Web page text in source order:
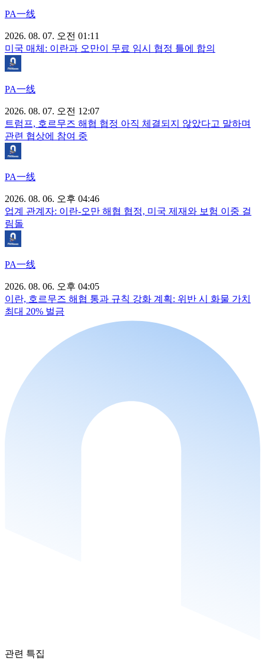
PA一线
2026. 08. 07. 오전 01:11
미국 매체: 이란과 오만이 무료 임시 협정 틀에 합의
PA一线
2026. 08. 07. 오전 12:07
트럼프, 호르무즈 해협 협정 아직 체결되지 않았다고 말하며
관련 협상에 참여 중
PA一线
2026. 08. 06. 오후 04:46
업계 관계자: 이란-오만 해협 협정, 미국 제재와 보험 이중 걸
림돌
PA一线
2026. 08. 06. 오후 04:05
이란, 호르무즈 해협 통과 규칙 강화 계획: 위반 시 화물 가치
최대 20% 벌금
관련 특집